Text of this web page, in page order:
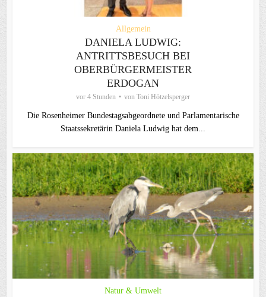
Allgemein
DANIELA LUDWIG:
ANTRITTSBESUCH BEI
OBERBÜRGERMEISTER
ERDOGAN
vor 4 Stunden von Toni Hötzelsperger
Die Rosenheimer Bundestagsabgeordnete und Parlamentarische
Staatssekretärin Daniela Ludwig hat dem...
Natur & Umwelt